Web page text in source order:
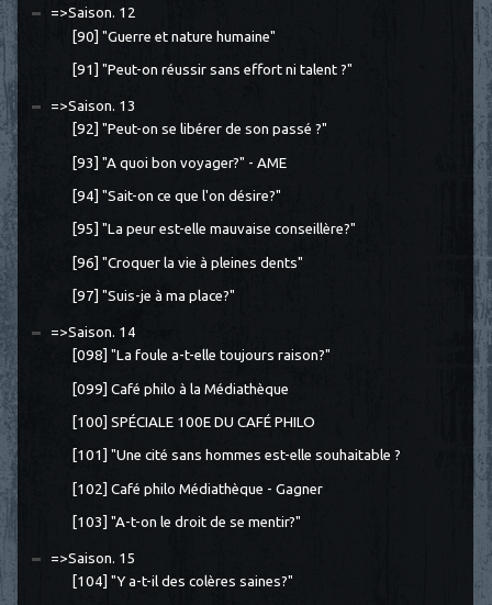
=>Saison. 12
[90] "Guerre et nature humaine"
[91] "Peut-on réussir sans effort ni talent ?"
=>Saison. 13
[92] "Peut-on se libérer de son passé ?"
[93] "A quoi bon voyager?" - AME
[94] "Sait-on ce que l'on désire?"
[95] "La peur est-elle mauvaise conseillère?"
[96] "Croquer la vie à pleines dents"
[97] "Suis-je à ma place?"
=>Saison. 14
[098] "La foule a-t-elle toujours raison?"
[099] Café philo à la Médiathèque
[100] SPÉCIALE 100E DU CAFÉ PHILO
[101] "Une cité sans hommes est-elle souhaitable ?
[102] Café philo Médiathèque - Gagner
[103] "A-t-on le droit de se mentir?"
=>Saison. 15
[104] "Y a-t-il des colères saines?"